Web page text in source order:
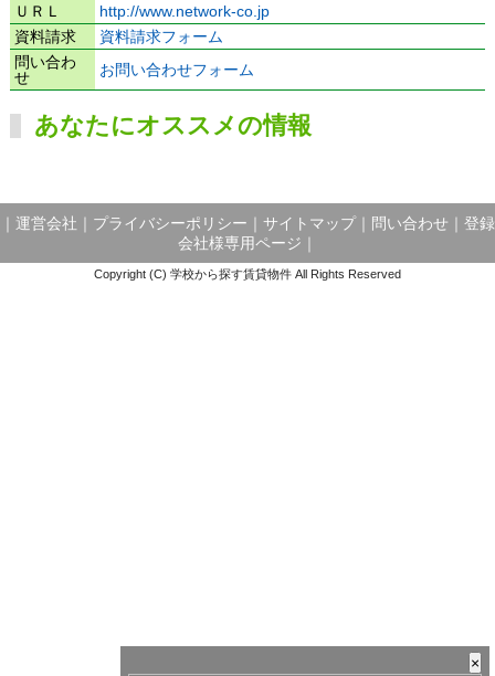
ＵＲＬ
http://www.network-co.jp
資料請求
資料請求フォーム
問い合わ
せ
お問い合わせフォーム
あなたにオススメの情報
運営会社 プライバシーポリシー サイトマップ｜ 問い合わせ
登録
会社様専用ページ
Copyright (C) 学校から探す賃貸物件 All Rights Reserved